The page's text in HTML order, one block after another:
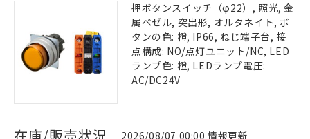
押ボタンスイッチ（φ22）, 照光, 金
属ベゼル, 突出形, オルタネイト, ボ
タンの色: 橙, IP66, ねじ端子台, 接
点構成: NO/点灯ユニット/NC, LED
ランプ色: 橙, LEDランプ電圧:
AC/DC24V
2026/08/07 00:00 情報更新